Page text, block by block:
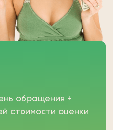
обращения +
стоимости оценки